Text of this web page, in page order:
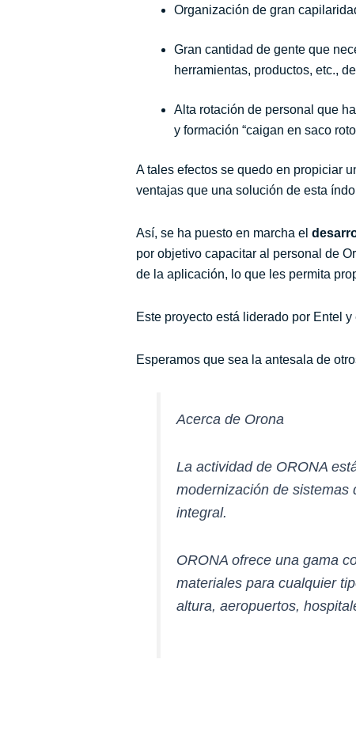
Organización de gran
Gran cantidad de gente que
herramientas, productos, etc.,
Alta rotación de personal que
y formación “caigan en saco
A tales efectos se quedo en propiciar
ventajas que una solución de esta
Así, se ha puesto en marcha el
por objetivo capacitar al personal de
de la aplicación, lo que les permita
Este proyecto está liderado por Entel
Esperamos que sea la antesala de
Acerca de Orona
La actividad de ORONA
modernización de sistemas
integral.
ORONA ofrece una gama
materiales para cualquier
altura, aeropuertos,